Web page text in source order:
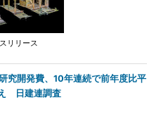
リリース
究開発費、10年連続で前年度比平
日建連調査